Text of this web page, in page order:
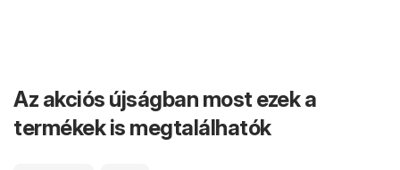
Az akciós újságban most ezek a
termékek is megtalálhatók